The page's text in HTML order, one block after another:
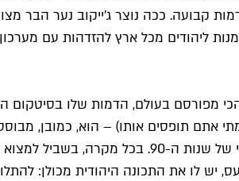
מפורסם בעולם, הדמות שלו בסיטקום
מתי אתם תופסים אותו) – הוא, כמובן,
המלחיצות שלו בשביל שהסדרה לא תהיה יהודית
לו את התכונה היהודית מכולן: